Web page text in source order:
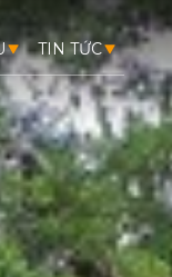
TIN TỨC